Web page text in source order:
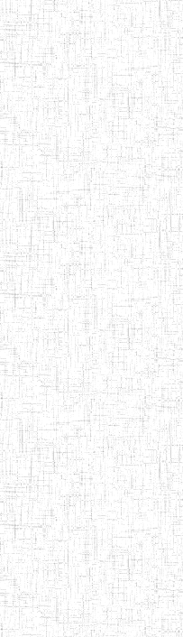
13 sur 13 Total: 307
5 6 7 8
9
2013 ENIEG Public
1997 ENIEG Public